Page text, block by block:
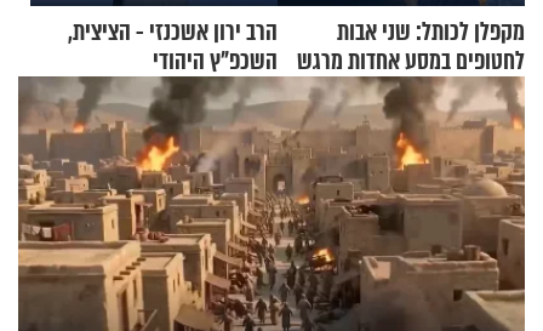
מקפלן לכותל: שני אבות
לחטופים במסע אחדות מרגש
הרב ירון אשכנזי - הציצית,
השכפ"ץ היהודי